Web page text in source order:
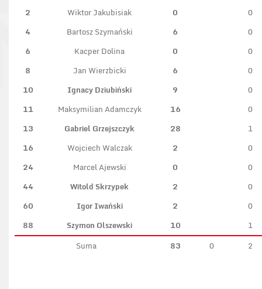
2
Wiktor Jakubisiak 0
0
4
Bartosz Szymański 6
0
6
Kacper Dolina 0
0
8
Jan Wierzbicki 6
0
10
Ignacy Dziubiński 9
0
11
Maksymilian Adamczyk 16
0
13
Gabriel Grzejszczyk 28
1
16
Wojciech Walczak 2
0
24
Marcel Ajewski 0
0
44
Witold Skrzypek 2
0
60
Igor Iwański 2
0
88
Szymon Olszewski 10
1
Suma
83 0 2